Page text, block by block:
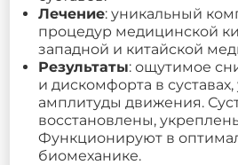
Лечение: уникальный
процедур медицинской
западной и китайской
Результаты:ощутимое
и дискомфорта в
амплитуды движения.
восстановлены,
Функционируют в
биомеханике.